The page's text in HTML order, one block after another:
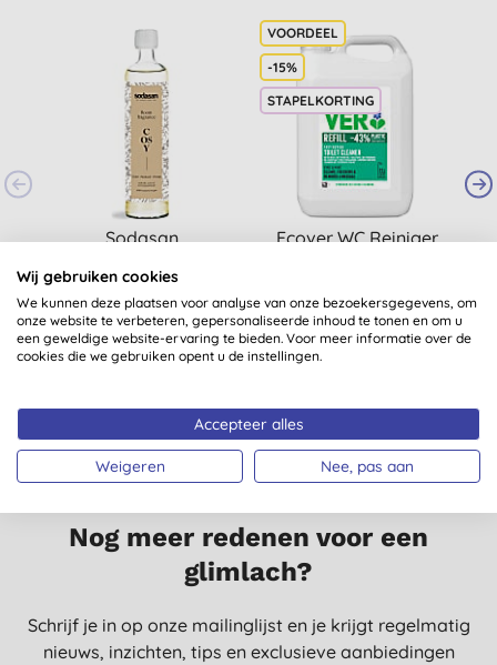
Sodasan
Navulverpakking
(500ml)
€ 22,65 KOPEN
-15%
STAPELKORTING
Ecover WC Reiniger
€ 15,55 KOPEN
Nog meer redenen voor een
glimlach?
Schrijf je in op onze mailinglijst en je krijgt regelmatig
nieuws, inzichten, tips en exclusieve aanbiedingen
Wij gebruiken cookies
We kunnen deze plaatsen voor analyse van onze bezoekersgegevens, om
onze website te verbeteren, gepersonaliseerde inhoud te tonen en om u
een geweldige website-ervaring te bieden. Voor meer informatie over de
cookies die we gebruiken opent u de instellingen.
Accepteer alles
Weigeren Nee, pas aan